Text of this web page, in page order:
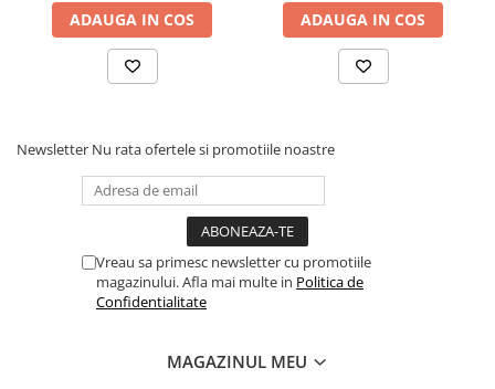
ADAUGA IN COS ADAUGA IN COS
Newsletter Nu rata ofertele si promotiile noastre
Vreau sa primesc newsletter cu promotiile
magazinului. Afla mai multe in Politica de
Confidentialitate
MAGAZINUL MEU